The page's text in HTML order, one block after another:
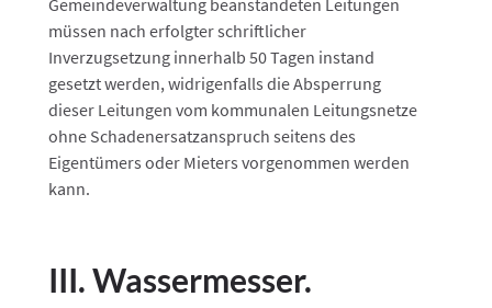
Gemeindeverwaltung beanstandeten Leitungen
müssen nach erfolgter schriftlicher
Inverzugsetzung innerhalb 50 Tagen instand
gesetzt werden, widrigenfalls die Absperrung
dieser Leitungen vom kommunalen Leitungsnetze
ohne Schadenersatzanspruch seitens des
Eigentümers oder Mieters vorgenommen werden
kann.
III. Wassermesser.